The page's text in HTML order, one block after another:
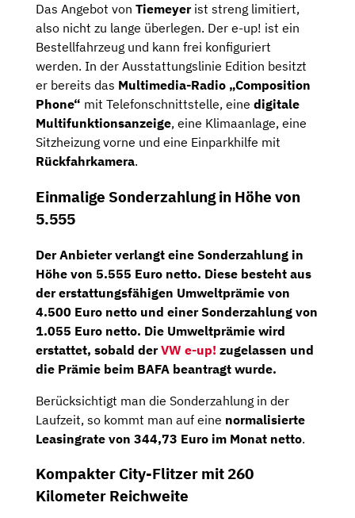
Das Angebot von Tiemeyerist streng limitiert,
also nicht zu lange überlegen. Der e-up! ist ein
Bestellfahrzeug und kann frei konfiguriert
werden. In der Ausstattungslinie Edition besitzt
er bereits das Multimedia-Radio „Composition
Phone“ mit Telefonschnittstelle, eine digitale
Multifunktionsanzeige, eine Klimaanlage, eine
Sitzheizung vorne und eine Einparkhilfe mit
Rückfahrkamera.
Einmalige Sonderzahlung in Höhe von
5.555
Der Anbieter verlangt eine Sonderzahlung in
Höhe von 5.555 Euro netto. Diese besteht aus
der erstattungsfähigen Umweltprämie von
4.500 Euro netto und einer Sonderzahlung von
1.055 Euro netto. Die Umweltprämie wird
erstattet, sobald derVW e-up! zugelassen und
die Prämie beim BAFA beantragt wurde.
Berücksichtigt man die Sonderzahlung in der
Laufzeit, so kommt man auf eine normalisierte
Leasingrate von 344,73 Euro im Monat netto.
Kompakter City-Flitzer mit 260
Kilometer Reichweite